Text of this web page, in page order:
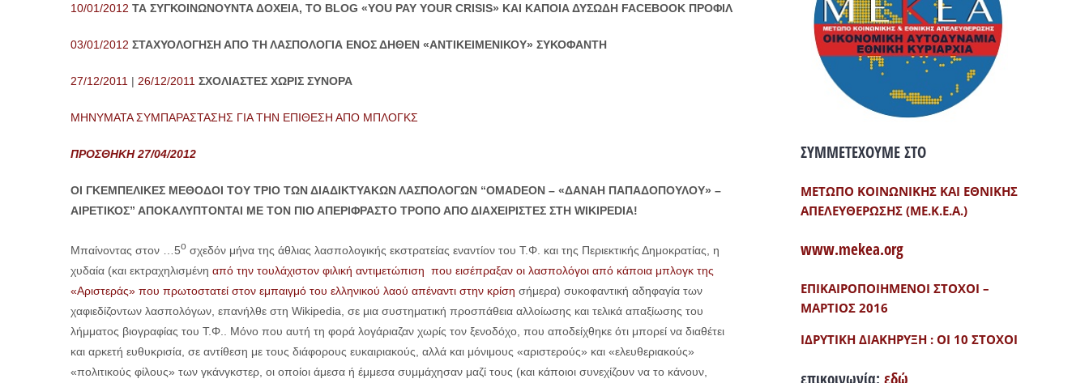
10/01/2012 ΤΑ ΣΥΓΚΟΙΝΩΝΟΥΝΤΑ ΔΟΧΕΙΑ, ΤΟ BLOG «YOU PAY YOUR CRISIS» ΚΑΙ ΚΑΠΟΙΑ ΔΥΣΩΔΗ FACEBOOK ΠΡΟΦΙΛ
03/01/2012 ΣΤΑΧΥΟΛΟΓΗΣΗ ΑΠΟ ΤΗ ΛΑΣΠΟΛΟΓΙΑ ΕΝΟΣ ΔΗΘΕΝ «ΑΝΤΙΚΕΙΜΕΝΙΚΟΥ» ΣΥΚΟΦΑΝΤΗ
27/12/2011 | 26/12/2011 ΣΧΟΛΙΑΣΤΕΣ ΧΩΡΙΣ ΣΥΝΟΡΑ
ΜΗΝΥΜΑΤΑ ΣΥΜΠΑΡΑΣΤΑΣΗΣ ΓΙΑ ΤΗΝ ΕΠΙΘΕΣΗ ΑΠΟ ΜΠΛΟΓΚΣ
ΠΡΟΣΘΗΚΗ 27/04/2012
ΟΙ ΓΚΕΜΠΕΛΙΚΕΣ ΜΕΘΟΔΟΙ ΤΟΥ ΤΡΙΟ ΤΩΝΔΙΑΔΙΚΤΥΑΚΩΝ ΛΑΣΠΟΛΟΓΩΝ “OMADEON – «ΔΑΝΑΗ ΠΑΠΑΔΟΠΟΥΛΟΥ» –
ΑΙΡΕΤΙΚΟΣ” ΑΠΟΚΑΛΥΠΤΟΝΤΑΙ ΜΕ ΤΟΝ ΠΙΟ ΑΠΕΡΙΦΡΑΣΤΟ ΤΡΟΠΟ ΑΠΟ ΔΙΑΧΕΙΡΙΣΤΕΣ ΣΤΗ WIKIPEDIA!
Μπαίνοντας στον …5ο σχεδόν μήνα της άθλιας λασπολογικής εκστρατείας εναντίον του Τ.Φ. και της Περιεκτικής Δημοκρατίας, η
χυδαία (και εκτραχηλισμένη από την τουλάχιστον φιλική αντιμετώπιση που εισέπραξαν οι λασπολόγοι από κάποια μπλογκ της
«Αριστεράς» που πρωτοστατεί στον εμπαιγμό του ελληνικού λαού απέναντι στην κρίση σήμερα) συκοφαντική αδηφαγία των
χαφιεδίζοντων λασπολόγων, επανήλθε στη Wikipedia, σε μια συστηματική προσπάθεια αλλοίωσης και τελικά απαξίωσης του
λήμματος βιογραφίας του Τ.Φ.. Μόνο που αυτή τη φορά λογάριαζαν χωρίς τον ξενοδόχο, που αποδείχθηκε ότι μπορεί να διαθέτει
και αρκετή ευθυκρισία, σε αντίθεση με τους διάφορους ευκαιριακούς, αλλά και μόνιμους «αριστερούς» και «ελευθεριακούς»
«πολιτικούς φίλους» των γκάνγκστερ, οι οποίοι άμεσα ή έμμεσα συμμάχησαν μαζί τους (και κάποιοι συνεχίζουν να το κάνουν,
ΣΥΜΜΕΤΕΧΟΥΜΕ ΣΤΟ
ΜΕΤΩΠΟ ΚΟΙΝΩΝΙΚΗΣ ΚΑΙ ΕΘΝΙΚΗΣ
ΑΠΕΛΕΥΘΕΡΩΣΗΣ (ΜΕ.Κ.Ε.Α.)
www.mekea.org
ΕΠΙΚΑΙΡΟΠΟΙΗΜΕΝΟΙ ΣΤΟΧΟΙ –
ΜΑΡΤΙΟΣ 2016
ΙΔΡΥΤΙΚΗ ΔΙΑΚΗΡΥΞΗ : ΟΙ 10 ΣΤΟΧΟΙ
επικοινωνία: εδώ